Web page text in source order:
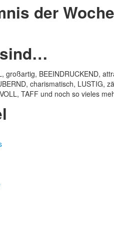
der Woche
sind…
großartig, BEEINDRUCKEND,
charismatisch, LUSTIG,
TAFF und noch so vieles